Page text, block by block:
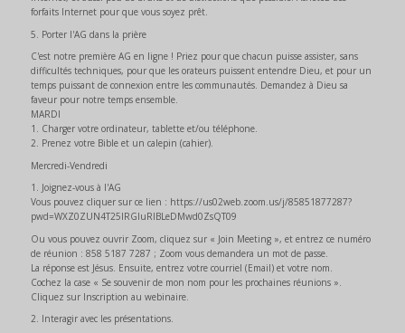
forfaits Internet pour que vous soyez prêt.
5. Porter l'AG dans la prière
C'est notre première AG en ligne ! Priez pour que chacun puisse assister, sans
difficultés techniques, pour que les orateurs puissent entendre Dieu, et pour un
temps puissant de connexion entre les communautés. Demandez à Dieu sa
faveur pour notre temps ensemble.
MARDI
1. Charger votre ordinateur, tablette et/ou téléphone.
2. Prenez votre Bible et un calepin (cahier).
Mercredi-Vendredi
1. Joignez-vous à l'AG
Vous pouvez cliquer sur ce lien : https://us02web.zoom.us/j/85851877287?
pwd=WXZ0ZUN4T25lRGluRlBLeDMwd0ZsQT09
Ou vous pouvez ouvrir Zoom, cliquez sur « Join Meeting », et entrez ce numéro
de réunion : 858 5187 7287 ; Zoom vous demandera un mot de passe.
La réponse est Jésus. Ensuite, entrez votre courriel (Email) et votre nom.
Cochez la case « Se souvenir de mon nom pour les prochaines réunions ».
Cliquez sur Inscription au webinaire.
2. Interagir avec les présentations.